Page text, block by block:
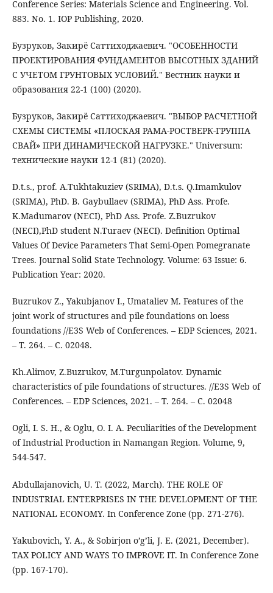
Conference Series: Materials Science and Engineering. Vol.
883. No. 1. IOP Publishing, 2020.
Бузруков, Закирё Саттиходжаевич. "ОСОБЕННОСТИ
ПРОЕКТИРОВАНИЯ ФУНДАМЕНТОВ ВЫСОТНЫХ ЗДАНИЙ
С УЧЕТОМ ГРУНТОВЫХ УСЛОВИЙ." Вестник науки и
образования 22-1 (100) (2020).
Бузруков, Закирё Саттиходжаевич. "ВЫБОР РАСЧЕТНОЙ
СХЕМЫ СИСТЕМЫ «ПЛОСКАЯ РАМА-РОСТВЕРК-ГРУППА
СВАЙ» ПРИ ДИНАМИЧЕСКОЙ НАГРУЗКЕ." Universum:
технические науки 12-1 (81) (2020).
D.t.s., рrof. A.Tukhtakuziev (SRIMA), D.t.s. Q.Imamkulov
(SRIMA), PhD. B. Gaybullaev (SRIMA), PhD Ass. Profe.
K.Madumarov (NECI), PhD Ass. Profe. Z.Buzrukov
(NECI),PhD student N.Turaev (NECI). Definition Optimal
Values Of Device Parameters That Semi-Open Pomegranate
Trees. Journal Solid State Technology. Volume: 63 Issue: 6.
Publication Year: 2020.
Buzrukov Z., Yakubjanov I., Umataliev M. Features of the
joint work of structures and pile foundations on loess
foundations //E3S Web of Conferences. – EDP Sciences, 2021.
– Т. 264. – С. 02048.
Kh.Alimov, Z.Buzrukov, M.Turgunpolatov. Dynamic
characteristics of pile foundations of structures. //E3S Web of
Conferences. – EDP Sciences, 2021. – Т. 264. – С. 02048
Ogli, I. S. H., & Oglu, O. I. A. Peculiarities of the Development
of Industrial Production in Namangan Region. Volume, 9,
544-547.
Abdullajanovich, U. T. (2022, March). THE ROLE OF
INDUSTRIAL ENTERPRISES IN THE DEVELOPMENT OF THE
NATIONAL ECONOMY. In Conference Zone (pp. 271-276).
Yakubovich, Y. A., & Sobirjon o’g’li, J. E. (2021, December).
TAX POLICY AND WAYS TO IMPROVE IT. In Conference Zone
(pp. 167-170).